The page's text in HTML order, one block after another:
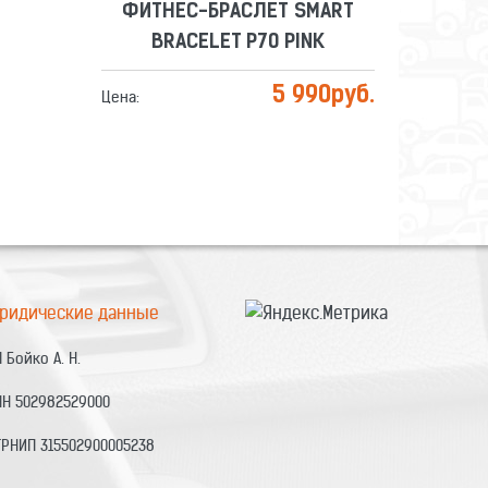
ФИТНЕС-БРАСЛЕТ SMART
BRACELET P70 PINK
Цена: 5 990руб.
данные
Бойко А. Н.
502982529000
315502900005238